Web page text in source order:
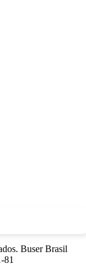
Buser Brasil
81